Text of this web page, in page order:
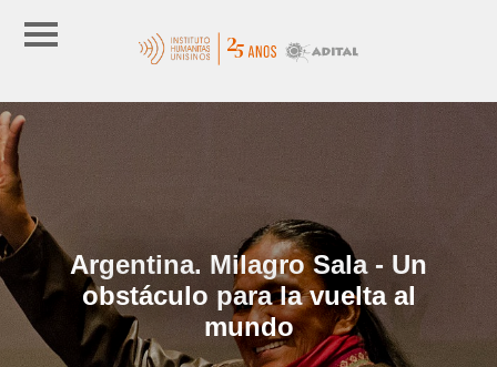
Argentina. Milagro Sala - Un
obstáculo para la vuelta al
mundo